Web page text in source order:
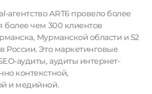
агентство ART6 провело более
более чем 300 клиентов
Мурманской области и 52
России. Это маркетинговые
аудиты, аудиты интернет-
контекстной,
и медийной.